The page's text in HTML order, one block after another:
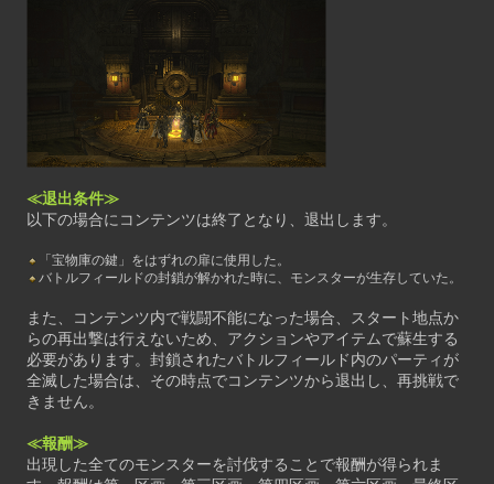
≪退出条件≫
以下の場合にコンテンツは終了となり、退出します。
「宝物庫の鍵」をはずれの扉に使用した。
バトルフィールドの封鎖が解かれた時に、モンスターが生存していた。
また、コンテンツ内で戦闘不能になった場合、スタート地点か
らの再出撃は行えないため、アクションやアイテムで蘇生する
必要があります。封鎖されたバトルフィールド内のパーティが
全滅した場合は、その時点でコンテンツから退出し、再挑戦で
きません。
≪報酬≫
出現した全てのモンスターを討伐することで報酬が得られま